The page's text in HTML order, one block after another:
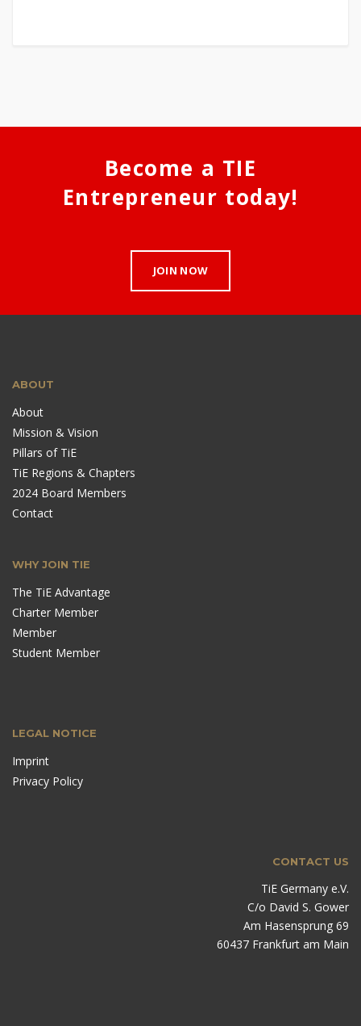
Become a TIE
Entrepreneur today!
JOIN NOW
ABOUT
About
Mission & Vision
Pillars of TiE
TiE Regions & Chapters
2024 Board Members
Contact
WHY JOIN TIE
The TiE Advantage
Charter Member
Member
Student Member
LEGAL NOTICE
Imprint
Privacy Policy
CONTACT US
TiE Germany e.V.
C/o David S. Gower
Am Hasensprung 69
60437 Frankfurt am Main